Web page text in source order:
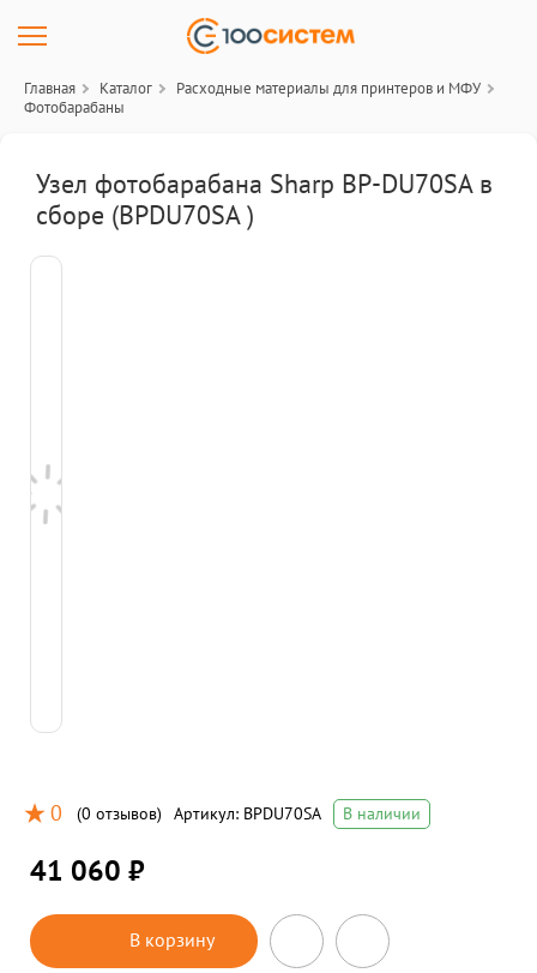
Главная Каталог
Расходные материалы для принтеров и МФУ
Фотобарабаны
Узел фотобарабана Sharp BP-DU70SA в
сборе (BPDU70SA )
0 (0 отзывов) Артикул: BPDU70SA В наличии
41 060 ₽
В корзину